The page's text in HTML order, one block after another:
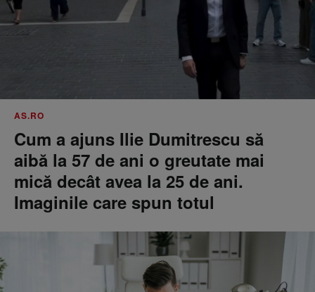
AS.RO
Cum a ajuns Ilie Dumitrescu să
aibă la 57 de ani o greutate mai
mică decât avea la 25 de ani.
Imaginile care spun totul